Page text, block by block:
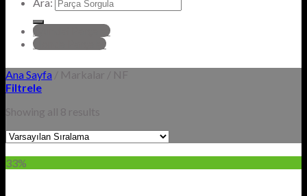
hyundai Parçalar
Honda Parçalar
Ana Sayfa / Markalar / NF
Filtrele
Showing all 8 results
33%